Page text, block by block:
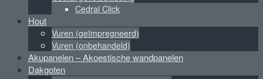
Cedral Click
Hout
Vuren (geïmpregneerd)
Vuren (onbehandeld)
Akupanelen – Akoestische wandpanelen
Dakgoten